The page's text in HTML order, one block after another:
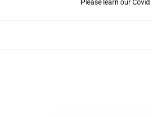
Please learn our Covid